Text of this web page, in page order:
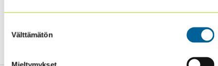
valinta
Välttämätön
Mieltymykset